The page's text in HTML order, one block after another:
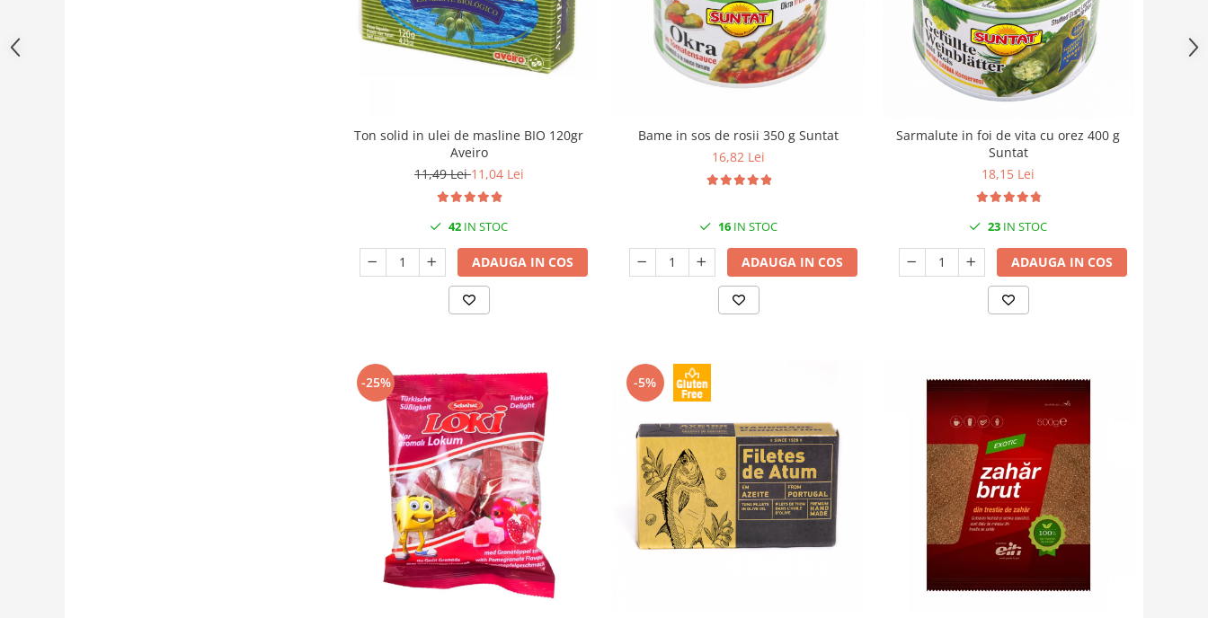
Ton solid in ulei de masline BIO 120gr
Aveiro
11,49 Lei11,04 Lei
42 IN STOC
ADAUGA IN COS
Bame in sos de rosii 350 g Suntat
16,82 Lei
16 IN STOC
ADAUGA IN COS
Sarmalute in foi de vita cu orez 400 g
Suntat
18,15 Lei
23 IN STOC
ADAUGA IN COS
-25% -5%